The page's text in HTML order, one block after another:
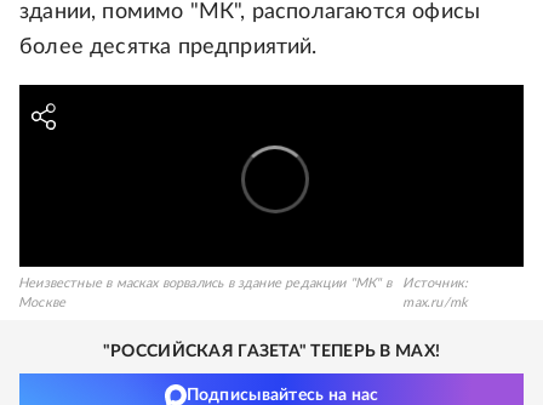
здании, помимо "МК", располагаются офисы
более десятка предприятий.
Неизвестные в масках ворвались в здание редакции "МК" в
Москве
Источник:
max.ru/mk
"РОССИЙСКАЯ ГАЗЕТА" ТЕПЕРЬ В MAX!
Подписывайтесь на нас